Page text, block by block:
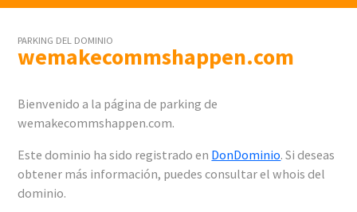
PARKING DEL DOMINIO
wemakecommshappen.com
Bienvenido a la página de parking de
wemakecommshappen.com.
Este dominio ha sido registrado en DonDominio. Si deseas
obtener más información, puedes consultar el whois del
dominio.